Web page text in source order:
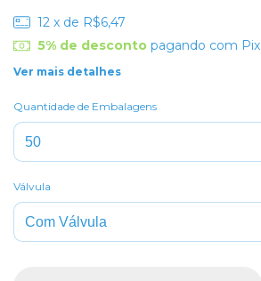
12 x de R$6,47
5% de descontopagando com Pix
Ver mais detalhes
Quantidade de Embalagens
Válvula